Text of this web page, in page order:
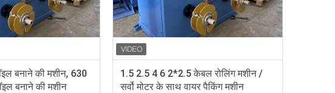
बनाने की मशीन, 630
बनाने की मशीन
1.5 2.5 4 6 2*2.5 केबल रोलिंग मशीन /
सर्वो मोटर के साथ वायर पैकिंग मशीन